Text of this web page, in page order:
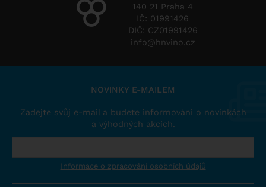
140 21 Praha 4
IČ: 01991426
DIČ: CZ01991426
info@hnvino.cz
NOVINKY E-MAILEM
Zadejte svůj e-mail a budete informováni o novinkách
a výhodných akcích.
Informace o zpracování osobních údajů